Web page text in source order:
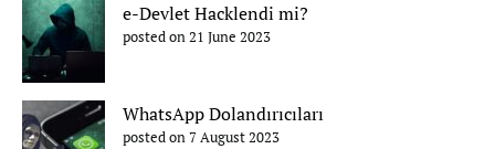
e-Devlet Hacklendi mi?
posted on 21 June 2023
WhatsApp Dolandırıcıları
posted on 7 August 2023